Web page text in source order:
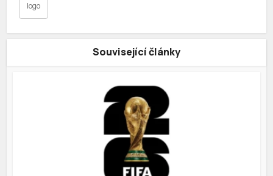
logo
Související články